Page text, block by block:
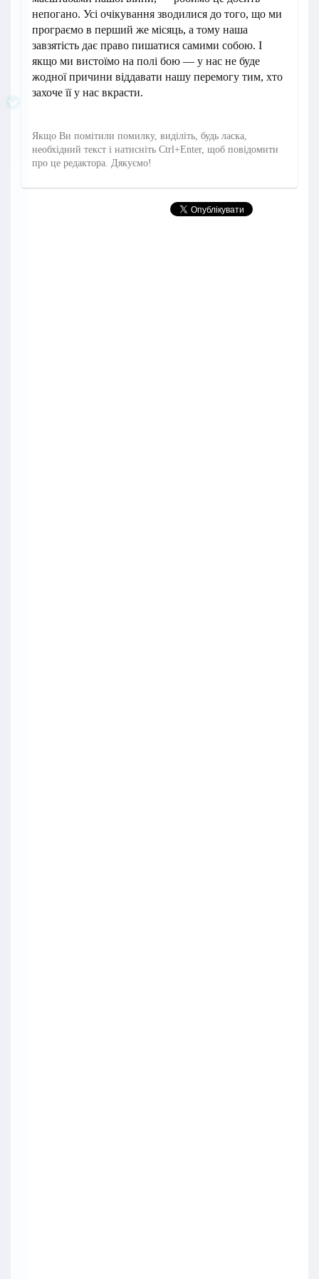
непогано. Усі очікування зводилися до того, що ми
програємо в перший же місяць, а тому наша
завзятість дає право пишатися самими собою. І
якщо ми вистоїмо на полі бою — у нас не буде
жодної причини віддавати нашу перемогу тим, хто
захоче її у нас вкрасти.
Якщо Ви помітили помилку, виділіть, будь ласка,
необхідний текст і натисніть Ctrl+Enter, щоб повідомити
про це редактора. Дякуємо!